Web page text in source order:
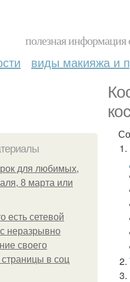
полезная информация
виды макияжа и
для любимых,
8 марта или
есть сетевой
неразрывно
своего
страницы в соц